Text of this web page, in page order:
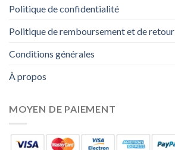
Politique de confidentialité
Politique de remboursement et de retour
Conditions générales
À propos
MOYEN DE PAIEMENT